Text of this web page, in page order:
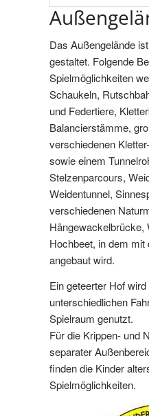
Das Außengelände
gestaltet. Folgende
Spielmöglichkeiten
Schaukeln,
und Federtiere,
Balancierstämme,
verschiedenen
sowie einem
Stelzenparcours,
Weidentunnel,
verschiedenen
Hängewackelbrücke,
Hochbeet, in dem
angebaut wird.
Ein geteerter Hof
unterschiedlichen
Spielraum genutzt.
Für die Krippen- und
separater
finden die Kinder
Spielmöglichkeiten.